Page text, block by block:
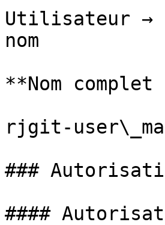
Utilisateur →
nom
**Nom
rjgit-
###
####